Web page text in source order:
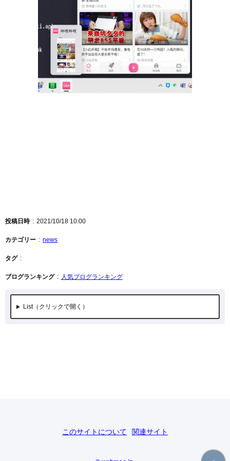
投稿日時 2021/10/18 10:00
カテゴリー news
タグ
ブログランキング 人気ブログランキング
List
このサイトについて 関連サイト